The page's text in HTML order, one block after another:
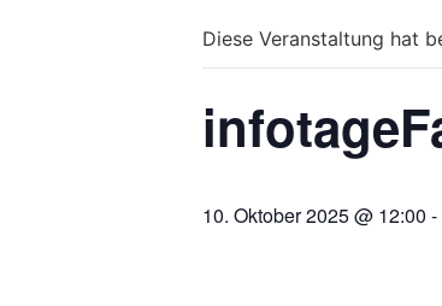
Diese Veranstaltung hat
10. Oktober 2025 @ 12:00 -